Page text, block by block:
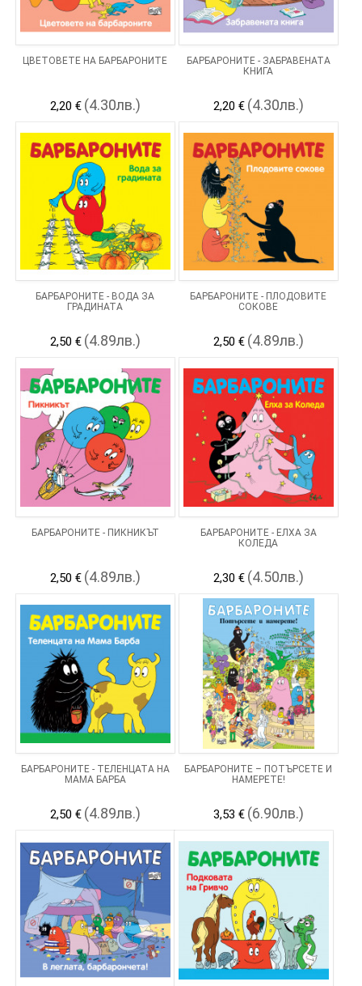
ЦВЕТОВЕТЕ НА БАРБАРОНИТЕ
2,20 € (4.30лв.)
БАРБАРОНИТЕ - ЗАБРАВЕНАТА
КНИГА
2,20 € (4.30лв.)
БАРБАРОНИТЕ - ВОДА ЗА
ГРАДИНАТА
2,50 € (4.89лв.)
БАРБАРОНИТЕ - ПЛОДОВИТЕ
СОКОВЕ
2,50 € (4.89лв.)
БАРБАРОНИТЕ - ПИКНИКЪТ
2,50 € (4.89лв.)
БАРБАРОНИТЕ - ЕЛХА ЗА
КОЛЕДА
2,30 € (4.50лв.)
БАРБАРОНИТЕ - ТЕЛЕНЦАТА НА
МАМА БАРБА
2,50 € (4.89лв.)
БАРБАРОНИТЕ – ПОТЪРСЕТЕ И
НАМЕРЕТЕ!
3,53 € (6.90лв.)